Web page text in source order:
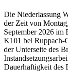
Die Niederlassung
der Zeit von
September 2026 im
K101 bei Ruppach-
der Unterseite des
Dauerhaftigkeit des